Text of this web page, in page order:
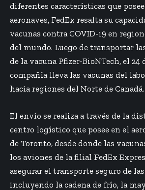
diferentes características que
aeronaves, FedEx resalta su
vacunas contra COVID-19 en
del mundo. Luego de transportar
de la vacuna Pfizer-BioNTech, el 24
compañía lleva las vacunas del
hacia regiones del Norte de Canadá.
El envío se realiza a través de la
centro logístico que posee en el
de Toronto, desde donde las
los aviones de la filial FedEx
asegurar el transporte seguro de
incluyendo la cadena de frío, la